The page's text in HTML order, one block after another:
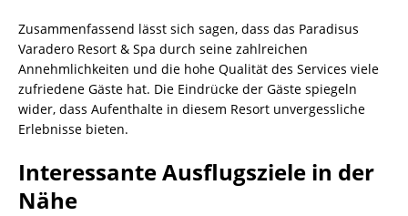
Zusammenfassend lässt sich sagen, dass das Paradisus
Varadero Resort & Spa durch seine zahlreichen
Annehmlichkeiten und die hohe Qualität des Services viele
zufriedene Gäste hat. Die Eindrücke der Gäste spiegeln
wider, dass Aufenthalte in diesem Resort unvergessliche
Erlebnisse bieten.
Interessante Ausflugsziele in der
Nähe